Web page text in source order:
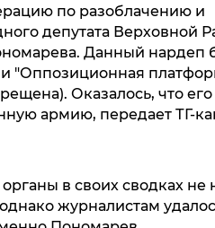
по разоблачению и
депутата Верховной
Данный нардеп
"Оппозиционная
Оказалось, что
армию, передает ТГ-
в своих сводках не
журналистам